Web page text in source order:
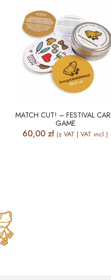
MATCH CUT! – FESTIVAL
GAME
60,00 zł (z VAT | VAT incl.)